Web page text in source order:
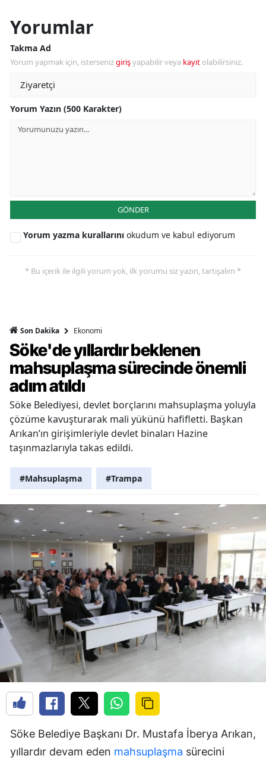
Yorumlar
Takma Ad
Yorum yapmak için, istersenizgirişyapabilir veya kayıt olabilirsiniz.
Yorum Yazın (500 Karakter)
GÖNDER
Yorum yazma kurallarını okudum ve kabul ediyorum
* Bu içerik ile ilgili yorum yok, ilk yorumu siz yazın, tartışalım *
Son Dakika Ekonomi
Söke'de yıllardır beklenen
mahsuplaşma sürecinde önemli
adım atıldı
Söke Belediyesi, devlet borçlarını mahsuplaşma yoluyla
çözüme kavuşturarak mali yükünü hafifletti. Başkan
Arıkan’ın girişimleriyle devlet binaları Hazine
taşınmazlarıyla takas edildi.
#Mahsuplaşma #Trampa
Söke Belediye Başkanı Dr. Mustafa İberya Arıkan,
yıllardır devam eden mahsuplaşma sürecini